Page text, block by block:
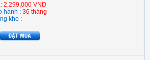
2,299,000 VND
hành : 36 tháng
kho :